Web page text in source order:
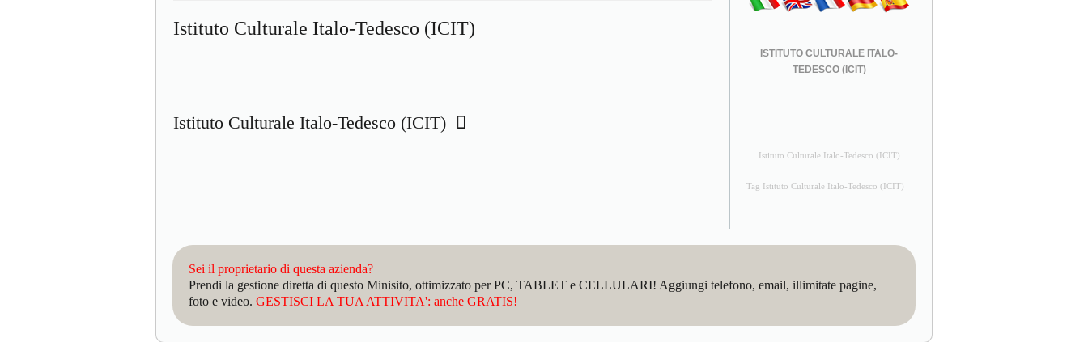
Istituto Culturale Italo-Tedesco (ICIT)
Istituto Culturale Italo-Tedesco (ICIT)
ISTITUTO CULTURALE ITALO-
TEDESCO (ICIT)
Istituto Culturale Italo-Tedesco (ICIT)
Tag Istituto Culturale Italo-Tedesco (ICIT)
Sei il proprietario di questa azienda?
Prendi la gestione diretta di questo Minisito, ottimizzato per PC, TABLET e CELLULARI! Aggiungi telefono, email, illimitate pagine,
foto e video. GESTISCI LA TUA ATTIVITA': anche GRATIS!